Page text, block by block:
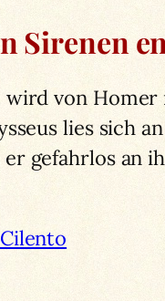
Sirenen
wird von
lies sich
gefahrlos an